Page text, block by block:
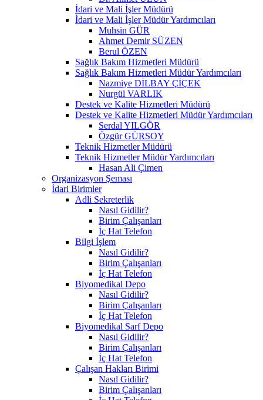
İdari ve Mali İşler Müdürü
İdari ve Mali İşler Müdür Yardımcıları
Muhsin GÜR
Ahmet Demir SÜZEN
Berul ÖZEN
Sağlık Bakım Hizmetleri Müdürü
Sağlık Bakım Hizmetleri Müdür Yardımcıları
Nazmiye DİLBAY ÇİÇEK
Nurgül VARLIK
Destek ve Kalite Hizmetleri Müdürü
Destek ve Kalite Hizmetleri Müdür Yardımcıları
Serdal YILGÖR
Özgür GÜRSOY
Teknik Hizmetler Müdürü
Teknik Hizmetler Müdür Yardımcıları
Hasan Ali Çimen
Organizasyon Şeması
İdari Birimler
Adli Sekreterlik
Nasıl Gidilir?
Birim Çalışanları
İç Hat Telefon
Bilgi İşlem
Nasıl Gidilir?
Birim Çalışanları
İç Hat Telefon
Biyomedikal Depo
Nasıl Gidilir?
Birim Çalışanları
İç Hat Telefon
Biyomedikal Sarf Depo
Nasıl Gidilir?
Birim Çalışanları
İç Hat Telefon
Çalışan Hakları Birimi
Nasıl Gidilir?
Birim Çalışanları